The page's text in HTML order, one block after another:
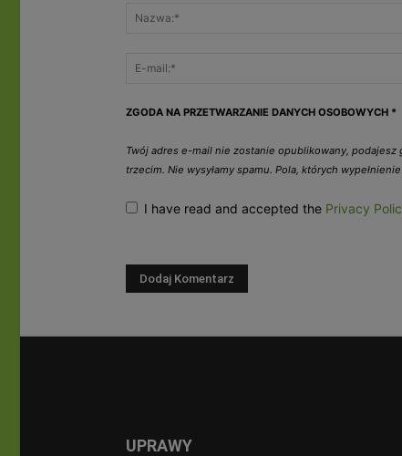
ZGODA NA PRZETWARZANIE DANYCH OSOBOWYCH *
Twój adres e-mail nie zostanie opublikowany,
trzecim. Nie wysyłamy spamu. Pola, których
I have read and accepted the Privacy
UPRAWY